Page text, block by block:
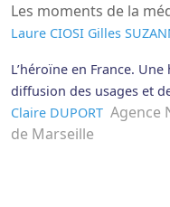
Les moments de la
Laure CIOSI Gilles
L’héroïne en France.
diffusion des usages et
Claire DUPORT Agence
de Marseille